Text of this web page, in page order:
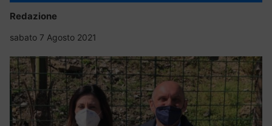
Redazione
sabato 7 Agosto 2021